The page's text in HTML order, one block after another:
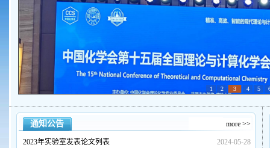
1 2 3 4 5
通知公告 more >>
2023年实验室发表论文列表
2024-05-28